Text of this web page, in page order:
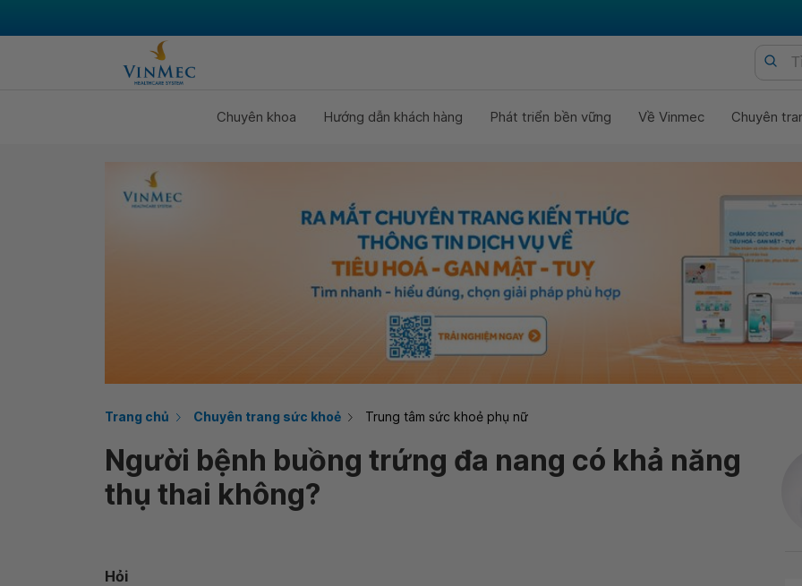
Chuyên khoa Hướng dẫn khách hàng Phát triển bền vững Về Vinmec Chuyên
Trang chủ Chuyên trang sức khoẻ Trung tâm sức khoẻ phụ nữ
Người bệnh buồng trứng đa nang có khả năng
thụ thai không?
Hỏi